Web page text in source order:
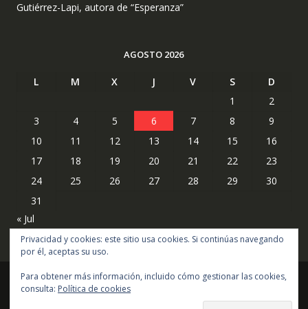
Gutiérrez-Lapi, autora de “Esperanza”
AGOSTO 2026
L M X J V S
D
1
2
3
4 5 6 7 8
9
10
11 12 13 14 15
16
17
18 19 20 21 22
23
24
25 26 27 28 29
30
31
« Jul
Copyright © todos los derechos reservados
Privacidad y cookies: este sitio usa cookies. Si continúas navegando
por él, aceptas su uso.
Para obtener más información, incluido cómo gestionar las cookies,
consulta: Política de cookies